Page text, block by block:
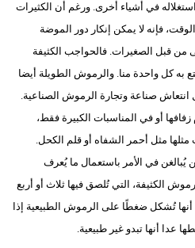
استغلاله في أشياء أخرى. ورغم أن الكثيرات
فإنه لا يمكن إنكار دور الموضة
من قبل الصغيرات. فالحواجب الكثيفة
به كل واحدة منا. والرموش الطويلة أيضا
انتعاش صناعة وتجارة الرموش الصناعية.
أو في المناسبات الكبيرة فقط،
مثل أحمر الشفاه أو قلم الكحل.
في الأمر باستعمال ما يُعرف
الكثيفة، التي تُلصق فيها ثلاث أو أربع
تُشكل ضغطًا على الرموش الطبيعية إذا
عدا أنها تبدو غير طبيعية.